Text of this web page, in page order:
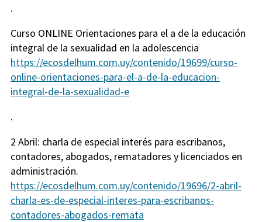
.
Curso ONLINE Orientaciones para el a de la educación
integral de la sexualidad en la adolescencia
https://ecosdelhum.com.uy/contenido/19699/curso-
online-orientaciones-para-el-a-de-la-educacion-
integral-de-la-sexualidad-e
.
2 Abril: charla de especial interés para escribanos,
contadores, abogados, rematadores y licenciados en
administración.
https://ecosdelhum.com.uy/contenido/19696/2-abril-
charla-es-de-especial-interes-para-escribanos-
contadores-abogados-remata